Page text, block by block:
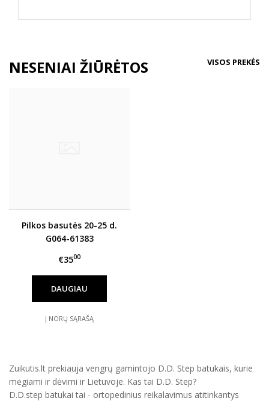
NESENIAI ŽIŪRĖTOS VISOS PREKĖS
Pilkos basutės 20-25 d.
G064-61383
€3500
DAUGIAU
Į NORŲ SĄRAŠĄ
Zuikutis.lt prekiauja vengrų gamintojo D.D. Step batukais, kurie
mėgiami ir dėvimi ir Lietuvoje. Kas tai D.D. Step?
D.D.step batukai tai - ortopedinius reikalavimus atitinkantys